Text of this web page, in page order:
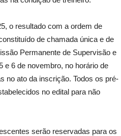
o resultado com a ordem de
de chamada única e de
Permanente de Supervisão e
e 6 de novembro, no horário de
no ato da inscrição. Todos os pré-
no edital para não
serão reservadas para os